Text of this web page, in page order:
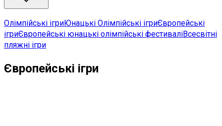
Олімпійські ігриЮнацькі Олімпійські ігриЄвропейські
ігриЄвропейські юнацькі олімпійські фестиваліВсесвітні
пляжні ігри
Європейські ігри